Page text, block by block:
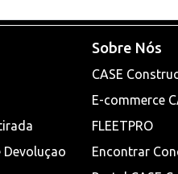
Devoluçao
Sobre Nós
CASE
E-commerce
FLEETPRO
Encontrar